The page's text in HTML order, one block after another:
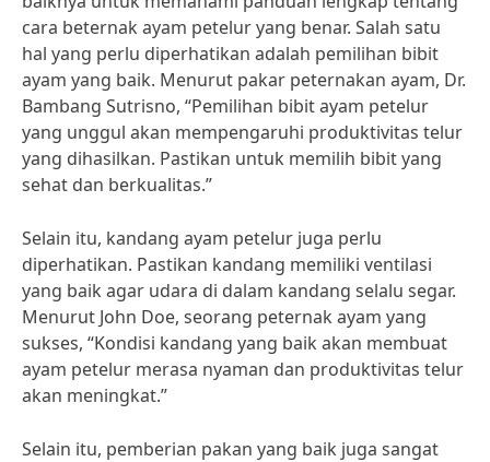
cara beternak ayam petelur yang benar. Salah satu
hal yang perlu diperhatikan adalah pemilihan bibit
ayam yang baik. Menurut pakar peternakan ayam, Dr.
Bambang Sutrisno, “Pemilihan bibit ayam petelur
yang unggul akan mempengaruhi produktivitas telur
yang dihasilkan. Pastikan untuk memilih bibit yang
sehat dan berkualitas.”
Selain itu, kandang ayam petelur juga perlu
diperhatikan. Pastikan kandang memiliki ventilasi
yang baik agar udara di dalam kandang selalu segar.
Menurut John Doe, seorang peternak ayam yang
sukses, “Kondisi kandang yang baik akan membuat
ayam petelur merasa nyaman dan produktivitas telur
akan meningkat.”
Selain itu, pemberian pakan yang baik juga sangat